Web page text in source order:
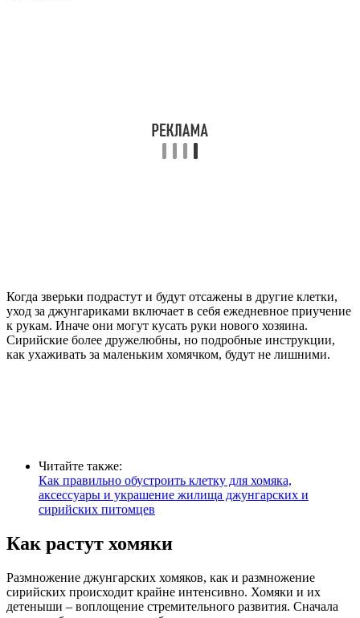
Когда зверьки подрастут и будут отсажены в другие клетки,
уход за джунгариками включает в себя ежедневное приучение
к рукам. Иначе они могут кусать руки нового хозяина.
Сирийские более дружелюбны, но подробные инструкции,
как ухаживать за маленьким хомячком, будут не лишними.
Читайте также:
Как правильно обустроить клетку для хомяка,
аксессуары и украшение жилища джунгарских и
сирийских питомцев
Как растут хомяки
Размножение джунгарских хомяков, как и размножение
сирийских происходит крайне интенсивно. Хомяки и их
детеныши – воплощение стремительного развития. Сначала